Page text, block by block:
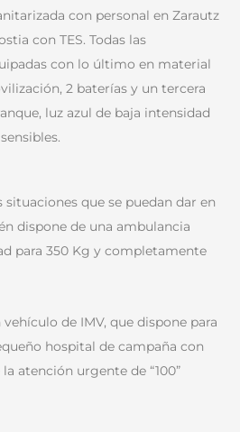
con personal en Zarautz
con TES. Todas las
con lo último en material
2 baterías y un tercera
luz azul de baja intensidad
situaciones que se puedan dar en
dispone de una ambulancia
para 350 Kg y completamente
de IMV, que dispone para
hospital de campaña con
atención urgente de “100”